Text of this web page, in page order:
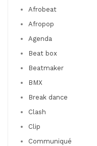
Afrobeat
Afropop
Agenda
Beat box
Beatmaker
BMX
Break dance
Clash
Clip
Communiqué